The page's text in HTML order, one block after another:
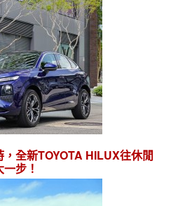
全新TOYOTA HILUX往休閒
步！